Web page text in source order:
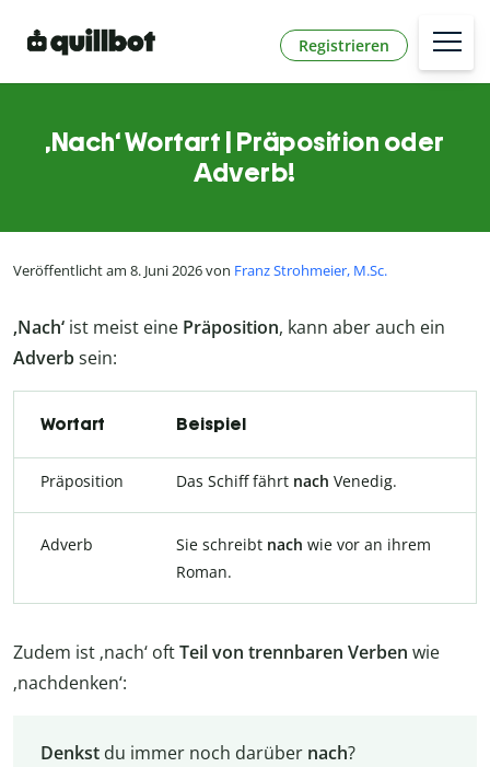
Registrieren
‚Nach‘ Wortart | Präposition oder
Adverb!
Veröffentlicht am 8. Juni 2026 von Franz Strohmeier, M.Sc.
‚Nach‘ ist meist eine Präposition, kann aber auch ein
Adverbsein:
Wortart Beispiel
Präposition Das Schiff fährt nach Venedig.
Adverb Sie schreibt nach wie vor an ihrem
Roman.
Zudem ist ‚nach‘ oftTeil von trennbaren Verben wie
‚nachdenken‘:
Denkst du immer noch darüber nach?